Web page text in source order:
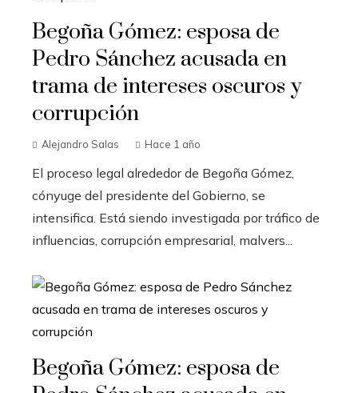
Begoña Gómez: esposa de
Pedro Sánchez acusada en
trama de intereses oscuros y
corrupción
Alejandro Salas Hace 1 año
El proceso legal alrededor de Begoña Gómez,
cónyuge del presidente del Gobierno, se
intensifica. Está siendo investigada por tráfico de
influencias, corrupción empresarial, malvers...
Begoña Gómez: esposa de